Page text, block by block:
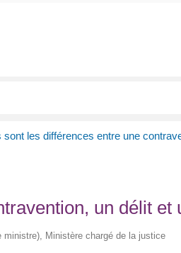
sont les différences entre une
un délit et
Ministère chargé de la justice